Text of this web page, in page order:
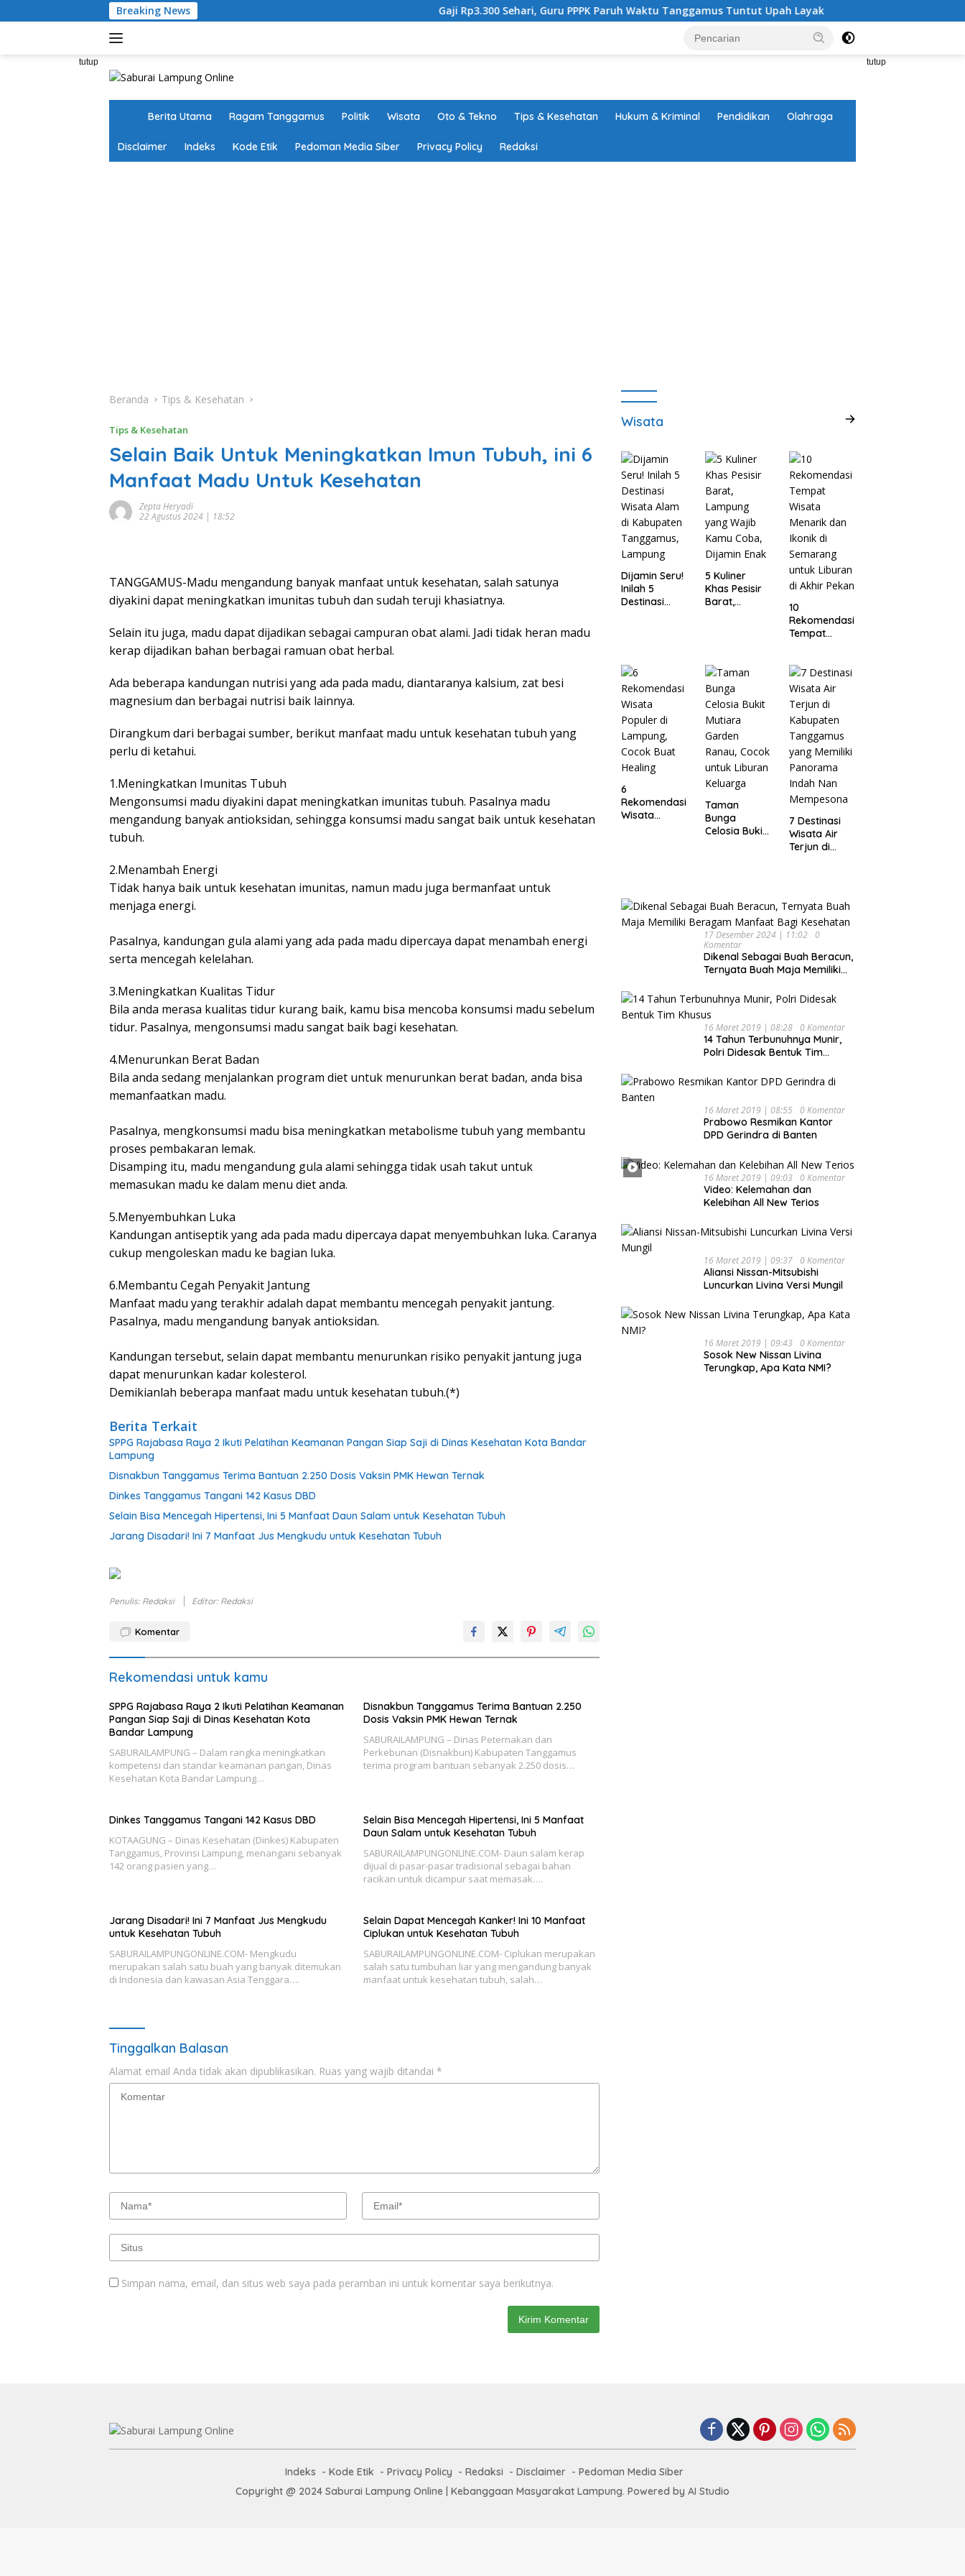
ke
Breaking News Gaji Rp3.300 Sehari, Guru PPPK Paruh Waktu Tanggamus Tuntut Upah Layak Aksi Nyata DPD MAI
tutup tutup
m
e
Berita Utama Ragam Tanggamus Politik Wisata Oto & Tekno Tips & Kesehatan Hukum & Kriminal Pendidikan Olahraga
Disclaimer Indeks Kode Etik Pedoman Media Siber Privacy Policy Redaksi
Beranda Tips & Kesehatan
Tips & Kesehatan
Selain Baik Untuk Meningkatkan Imun Tubuh, ini 6
Manfaat Madu Untuk Kesehatan
Zepta Heryadi
22 Agustus 2024 | 18:52
TANGGAMUS-Madu mengandung banyak manfaat untuk kesehatan, salah satunya
diyakini dapat meningkatkan imunitas tubuh dan sudah teruji khasiatnya.
Selain itu juga, madu dapat dijadikan sebagai campuran obat alami. Jadi tidak heran madu
kerap dijadikan bahan berbagai ramuan obat herbal.
Ada beberapa kandungan nutrisi yang ada pada madu, diantaranya kalsium, zat besi
magnesium dan berbagai nutrisi baik lainnya.
Dirangkum dari berbagai sumber, berikut manfaat madu untuk kesehatan tubuh yang
perlu di ketahui.
1.Meningkatkan Imunitas Tubuh
Mengonsumsi madu diyakini dapat meningkatkan imunitas tubuh. Pasalnya madu
mengandung banyak antioksidan, sehingga konsumsi madu sangat baik untuk kesehatan
tubuh.
2.Menambah Energi
Tidak hanya baik untuk kesehatan imunitas, namun madu juga bermanfaat untuk
menjaga energi.
Pasalnya, kandungan gula alami yang ada pada madu dipercaya dapat menambah energi
serta mencegah kelelahan.
3.Meningkatkan Kualitas Tidur
Bila anda merasa kualitas tidur kurang baik, kamu bisa mencoba konsumsi madu sebelum
tidur. Pasalnya, mengonsumsi madu sangat baik bagi kesehatan.
4.Menurunkan Berat Badan
Bila anda sedang menjalankan program diet untuk menurunkan berat badan, anda bisa
memanfaatkan madu.
Pasalnya, mengkonsumsi madu bisa meningkatkan metabolisme tubuh yang membantu
proses pembakaran lemak.
Disamping itu, madu mengandung gula alami sehingga tidak usah takut untuk
memasukan madu ke dalam menu diet anda.
5.Menyembuhkan Luka
Kandungan antiseptik yang ada pada madu dipercaya dapat menyembuhkan luka. Caranya
cukup mengoleskan madu ke bagian luka.
6.Membantu Cegah Penyakit Jantung
Manfaat madu yang terakhir adalah dapat membantu mencegah penyakit jantung.
Pasalnya, madu mengandung banyak antioksidan.
Kandungan tersebut, selain dapat membantu menurunkan risiko penyakit jantung juga
dapat menurunkan kadar kolesterol.
Demikianlah beberapa manfaat madu untuk kesehatan tubuh.(*)
Berita Terkait
SPPG Rajabasa Raya 2 Ikuti Pelatihan Keamanan Pangan Siap Saji di Dinas Kesehatan Kota Bandar
Lampung
Disnakbun Tanggamus Terima Bantuan 2.250 Dosis Vaksin PMK Hewan Ternak
Dinkes Tanggamus Tangani 142 Kasus DBD
Selain Bisa Mencegah Hipertensi, Ini 5 Manfaat Daun Salam untuk Kesehatan Tubuh
Jarang Disadari! Ini 7 Manfaat Jus Mengkudu untuk Kesehatan Tubuh
Penulis: Redaksi Editor: Redaksi
Komentar
Rekomendasi untuk kamu
SPPG Rajabasa Raya 2 Ikuti Pelatihan Keamanan
Pangan Siap Saji di Dinas Kesehatan Kota
Bandar Lampung
SABURAILAMPUNG – Dalam rangka meningkatkan
kompetensi dan standar keamanan pangan, Dinas
Kesehatan Kota Bandar Lampung…
Disnakbun Tanggamus Terima Bantuan 2.250
Dosis Vaksin PMK Hewan Ternak
SABURAILAMPUNG – Dinas Peternakan dan
Perkebunan (Disnakbun) Kabupaten Tanggamus
terima program bantuan sebanyak 2.250 dosis…
Dinkes Tanggamus Tangani 142 Kasus DBD
KOTAAGUNG – Dinas Kesehatan (Dinkes) Kabupaten
Tanggamus, Provinsi Lampung, menangani sebanyak
142 orang pasien yang…
Selain Bisa Mencegah Hipertensi, Ini 5 Manfaat
Daun Salam untuk Kesehatan Tubuh
SABURAILAMPUNGONLINE.COM- Daun salam kerap
dijual di pasar-pasar tradisional sebagai bahan
racikan untuk dicampur saat memasak….
Jarang Disadari! Ini 7 Manfaat Jus Mengkudu
untuk Kesehatan Tubuh
SABURAILAMPUNGONLINE.COM- Mengkudu
merupakan salah satu buah yang banyak ditemukan
di Indonesia dan kawasan Asia Tenggara….
Selain Dapat Mencegah Kanker! Ini 10 Manfaat
Ciplukan untuk Kesehatan Tubuh
SABURAILAMPUNGONLINE.COM- Ciplukan merupakan
salah satu tumbuhan liar yang mengandung banyak
manfaat untuk kesehatan tubuh, salah…
Tinggalkan Balasan
Alamat email Anda tidak akan dipublikasikan. Ruas yang wajib ditandai *
Simpan nama, email, dan situs web saya pada peramban ini untuk komentar saya berikutnya.
Wisata
Dijamin Seru!
Inilah 5
Destinasi
5 Kuliner
Khas Pesisir
Barat,
10
Rekomendasi
Tempat
Ikonik di
Semarang
untuk Liburan
di Akhir
Pekan
6
Rekomendasi
Wisata
Taman
Bunga
Celosia Bukit
7 Destinasi
Wisata Air
Terjun di
Indah Nan
Mempesona
17 Desember 2024 | 11:02
0
Komentar
Dikenal Sebagai Buah Beracun,
Ternyata Buah Maja Memiliki
Kesehatan
16 Maret 2019 | 08:28 0 Komentar
14 Tahun Terbunuhnya Munir,
Polri Didesak Bentuk Tim
16 Maret 2019 | 08:55 0 Komentar
Prabowo Resmikan Kantor
DPD Gerindra di Banten
16 Maret 2019 | 09:03 0 Komentar
Video: Kelemahan dan
Kelebihan All New Terios
16 Maret 2019 | 09:37 0 Komentar
Aliansi Nissan-Mitsubishi
Luncurkan Livina Versi Mungil
16 Maret 2019 | 09:43 0 Komentar
Sosok New Nissan Livina
Terungkap, Apa Kata NMI?
Indeks Kode Etik Privacy Policy Redaksi Disclaimer
Pedoman Media Siber
Copyright @ 2024 Saburai Lampung Online | Kebanggaan Masyarakat Lampung. Powered by AI Studio